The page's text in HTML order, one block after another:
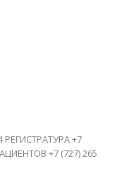
РЕГИСТРАТУРА +7
+7 (727) 265